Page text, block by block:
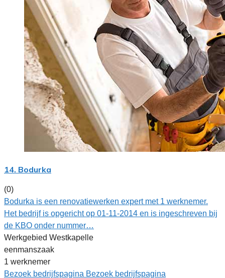
14. Bodurka
(0)
Bodurka is een renovatiewerken expert met 1 werknemer.
Het bedrijf is opgericht op 01-11-2014 en is ingeschreven bij
de KBO onder nummer…
Werkgebied Westkapelle
eenmanszaak
1 werknemer
Bezoek bedrijfspagina Bezoek bedrijfspagina